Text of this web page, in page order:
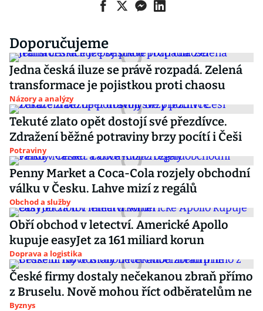
Doporučujeme
Jedna česká iluze se právě rozpadá. Zelená
transformace je pojistkou proti chaosu
Názory a analýzy
Tekuté zlato opět dostojí své přezdívce.
Zdražení běžné potraviny brzy pocítí i Češi
Potraviny
Penny Market a Coca-Cola rozjely obchodní
válku v Česku. Lahve mizí z regálů
Obchod a služby
Obří obchod v letectví. Americké Apollo
kupuje easyJet za 161 miliard korun
Doprava a logistika
České firmy dostaly nečekanou zbraň přímo
z Bruselu. Nově mohou říct odběratelům ne
Byznys